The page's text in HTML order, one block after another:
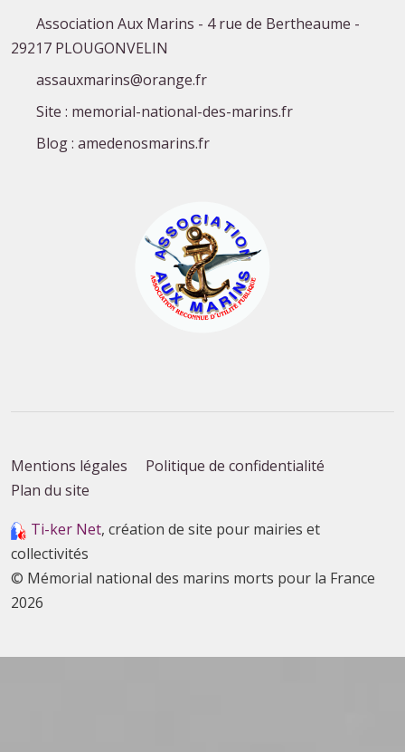
Association Aux Marins - 4 rue de Bertheaume -
29217 PLOUGONVELIN
assauxmarins@orange.fr
Site : memorial-national-des-marins.fr
Blog : amedenosmarins.fr
Mentions légales
Politique de confidentialité
Plan du site
Ti-ker Net, création de site pour mairies et
collectivités
© Mémorial national des marins morts pour la France
2026